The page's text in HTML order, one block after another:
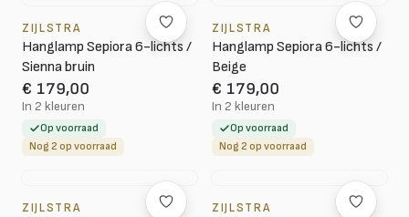
ZIJLSTRA
Hanglamp Sepiora 6-lichts /
Sienna bruin
€ 179,00
In 2 kleuren
Op voorraad
Nog 2 op voorraad
ZIJLSTRA
Hanglamp Sepiora 6-lichts /
Beige
€ 179,00
In 2 kleuren
Op voorraad
Nog 2 op voorraad
ZIJLSTRA ZIJLSTRA